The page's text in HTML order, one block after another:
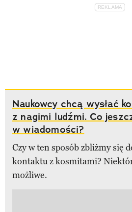
Naukowcy chcą wysłać
z nagimi ludźmi. Co
w wiadomości?
Czy w ten sposób zbliżmy się
kontaktu z kosmitami?
możliwe.